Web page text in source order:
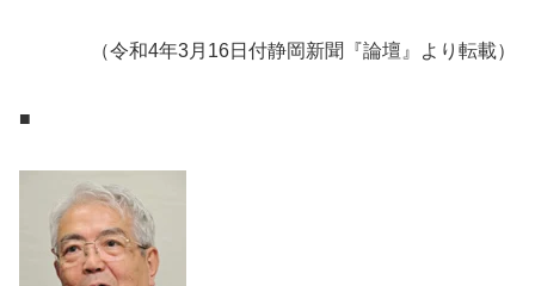
（令和4年3月16日付静岡新聞『論壇』より転載）
■